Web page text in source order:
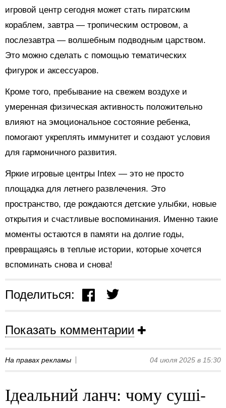
игровой центр сегодня может стать пиратским
кораблем, завтра — тропическим островом, а
послезавтра — волшебным подводным царством.
Это можно сделать с помощью тематических
фигурок и аксессуаров.
Кроме того, пребывание на свежем воздухе и
умеренная физическая активность положительно
влияют на эмоциональное состояние ребенка,
помогают укреплять иммунитет и создают условия
для гармоничного развития.
Яркие игровые центры Intex — это не просто
площадка для летнего развлечения. Это
пространство, где рождаются детские улыбки, новые
открытия и счастливые воспоминания. Именно такие
моменты остаются в памяти на долгие годы,
превращаясь в теплые истории, которые хочется
вспоминать снова и снова!
Поделиться:
Показать комментарии
На правах рекламы 04 июля 2025 в 15:30
Ідеальний ланч: чому суші-